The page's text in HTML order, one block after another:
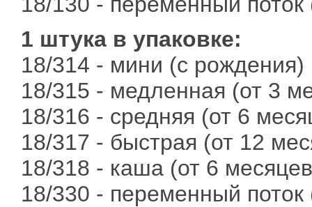
1 штука в упаковке:
18/314 - мини (с рождения)
18/315 - медленная (от 3
18/316 - средняя (от 6
18/317 - быстрая (от 12
18/318 - каша (от 6
18/330 - переменный поток